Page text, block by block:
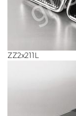
ZZ2x211L